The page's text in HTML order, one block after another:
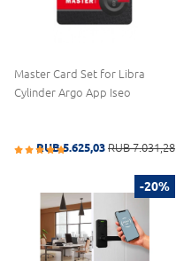
Master Card Set for Libra
Cylinder Argo App Iseo
RUB 5.625,03 RUB 7.031,28
-20%